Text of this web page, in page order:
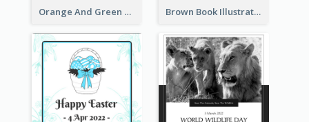
Orange And Green Photo Book And Copyright Day Instagram Post Brown Book Illustration Book And Copyright Day Instagram Post